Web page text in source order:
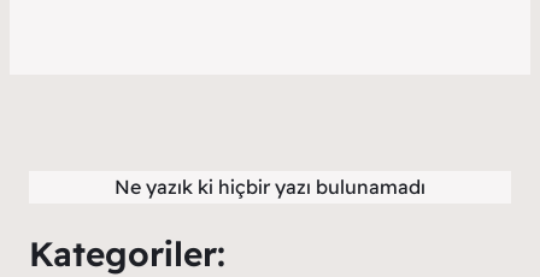
Ne yazık ki hiçbir yazı bulunamadı
Kategoriler: